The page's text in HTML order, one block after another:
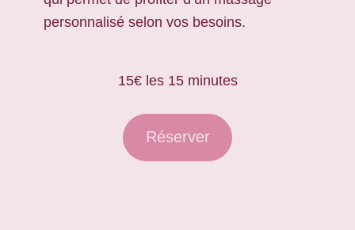
personnalisé selon vos besoins.
15€ les 15 minutes
Réserver